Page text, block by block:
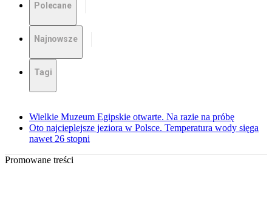
Polecane
Najnowsze
Tagi
Wielkie Muzeum Egipskie otwarte. Na razie na próbę
Oto najcieplejsze jeziora w Polsce. Temperatura wody sięga
nawet 26 stopni
Promowane treści